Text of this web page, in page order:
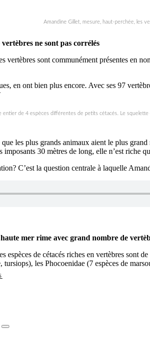
Amandine Gillet, mesure, haut-perchée, les
ne sont pas corrélés
vertèbres sont communément présentes en
en ont bien plus encore. Avec ses 97
entier de 4 espèces différentes de petits cétacés. Le squelette
les plus grands animaux aient le plus
imposants 30 mètres de long, elle n’est riche
C’est la question centrale à laquelle
mer rime avec grand nombre de
espèces de cétacés riches en vertèbres
les Phocoenidae (7 espèces de